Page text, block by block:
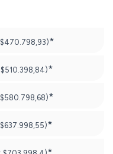
$470.798,93)*
$510.398,84)*
$580.798,68)*
$637.998,55)*